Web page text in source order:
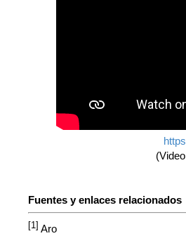
Fuentes y enlaces relacionados
[1] Aro